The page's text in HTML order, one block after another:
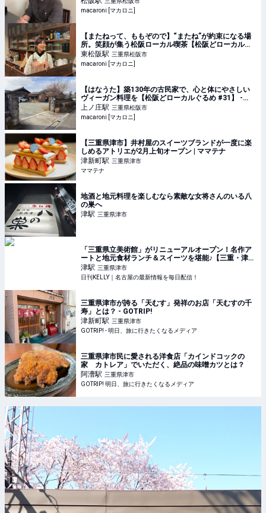
macaroni [マカロニ]
【またねって、ももぞので】“またね”が約束になる場
所。笑顔が集う松阪ローカル喫茶【松阪どローカルぐ
るめ #41】 - macaroni
東松阪駅 三重県松阪市
macaroni [マカロニ]
【はなうた】築130年の古民家で、心と体にやさしい
ヴィーガン料理を【松阪どローカルぐるめ #31】 -
macaroni
上ノ庄駅 三重県松阪市
macaroni [マカロニ]
【三重県津市】井村屋のスイーツブランドが一度に楽
しめるアトリエが2月上旬オープン | ママテナ
津新町駅 三重県津市
ママテナ
地酒と地元料理を楽しむなら素敵な女将さんのいる八
の巣へ
津駅 三重県津市
「三重県立美術館」がリニューアルオープン！名作ア
ートと地元食材ランチ＆スイーツを堪能♪【三重・津
市】 | 日刊KELLY｜名古屋の最新情報を毎日配信！
津駅 三重県津市
日刊KELLY｜名古屋の最新情報を毎日配信！
三重県津市が誇る「天むす」発祥のお店「天むすの千
寿」とは？ - GOTRIP!
津新町駅 三重県津市
GOTRIP! - 明日、旅に行きたくなるメディア
三重県津市民に愛される洋食店「カインドコックの
家 カトレア」でいただく、絶品の味噌カツとは？
阿漕駅 三重県津市
GOTRIP! 明日、旅に行きたくなるメディア